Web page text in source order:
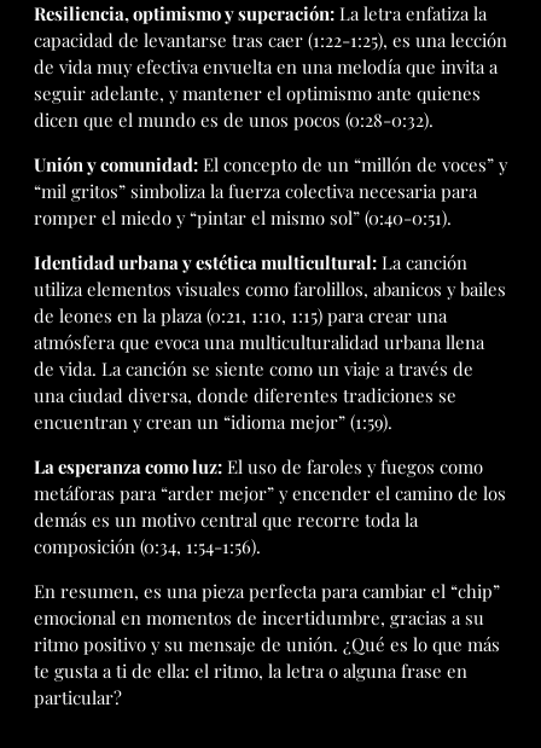
Resiliencia, optimismo y superación: La letra enfatiza la
capacidad de levantarse tras caer (1:22-1:25), es una lección
de vida muy efectiva envuelta en una melodía que invita a
seguir adelante, y mantener el optimismo ante quienes
dicen que el mundo es de unos pocos (0:28-0:32).
Unión y comunidad: El concepto de un “millón de voces” y
“mil gritos” simboliza la fuerza colectiva necesaria para
romper el miedo y “pintar el mismo sol” (0:40-0:51).
Identidad urbana y estética multicultural: La canción
utiliza elementos visuales como farolillos, abanicos y bailes
de leones en la plaza (0:21, 1:10, 1:15) para crear una
atmósfera que evoca una multiculturalidad urbana llena
de vida. La canción se siente como un viaje a través de
una ciudad diversa, donde diferentes tradiciones se
encuentran y crean un “idioma mejor” (1:59).
La esperanza como luz: El uso de faroles y fuegos como
metáforas para “arder mejor” y encender el camino de los
demás es un motivo central que recorre toda la
composición (0:34, 1:54-1:56).
En resumen, es una pieza perfecta para cambiar el “chip”
emocional en momentos de incertidumbre, gracias a su
ritmo positivo y su mensaje de unión. ¿Qué es lo que más
te gusta a ti de ella: el ritmo, la letra o alguna frase en
particular?